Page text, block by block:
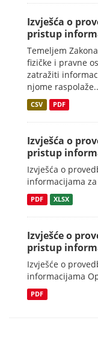
Izvješća o
pristup
Temeljem
fizičke i pravne
zatražiti
njome
CSV PDF
Izvješća o
pristup
Izvješća o
informacijama
PDF XLSX
Izvješće o
pristup
Izvješće o
informacijama
PDF